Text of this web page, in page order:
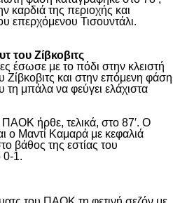
καρδιά της περιοχής και
επερχόμενου Τισουντάλι.
του Ζίβκοβιτς
έσωσε με το πόδι στην κλειστή
Ζίβκοβιτς και στην επόμενη φάση
τη μπάλα να φεύγει ελάχιστα
ήρθε, τελικά, στο 87′. Ο
ο Μαντί Καμαρά με κεφαλιά
βάθος της εστίας του
0-1.